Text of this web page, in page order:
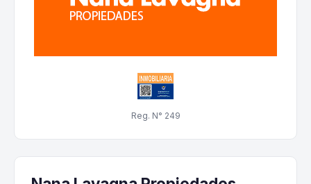
Reg. N° 249